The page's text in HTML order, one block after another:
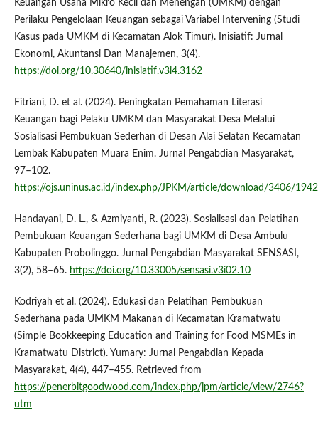
Keuangan Usaha Mikro Kecil dan Menengah (UMKM) dengan
Perilaku Pengelolaan Keuangan sebagai Variabel Intervening (Studi
Kasus pada UMKM di Kecamatan Alok Timur). Inisiatif: Jurnal
Ekonomi, Akuntansi Dan Manajemen, 3(4).
https://doi.org/10.30640/inisiatif.v3i4.3162
Fitriani, D. et al. (2024). Peningkatan Pemahaman Literasi
Keuangan bagi Pelaku UMKM dan Masyarakat Desa Melalui
Sosialisasi Pembukuan Sederhan di Desan Alai Selatan Kecamatan
Lembak Kabupaten Muara Enim. Jurnal Pengabdian Masyarakat,
97–102.
https://ojs.uninus.ac.id/index.php/JPKM/article/download/3406/1942
Handayani, D. L., & Azmiyanti, R. (2023). Sosialisasi dan Pelatihan
Pembukuan Keuangan Sederhana bagi UMKM di Desa Ambulu
Kabupaten Probolinggo. Jurnal Pengabdian Masyarakat SENSASI,
3(2), 58–65. https://doi.org/10.33005/sensasi.v3i02.10
Kodriyah et al. (2024). Edukasi dan Pelatihan Pembukuan
Sederhana pada UMKM Makanan di Kecamatan Kramatwatu
(Simple Bookkeeping Education and Training for Food MSMEs in
Kramatwatu District). Yumary: Jurnal Pengabdian Kepada
Masyarakat, 4(4), 447–455. Retrieved from
https://penerbitgoodwood.com/index.php/jpm/article/view/2746?
utm